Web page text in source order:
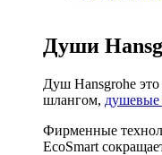
Души
Душ Hansgrohe
шлангом,
Фирменные
EcoSmart